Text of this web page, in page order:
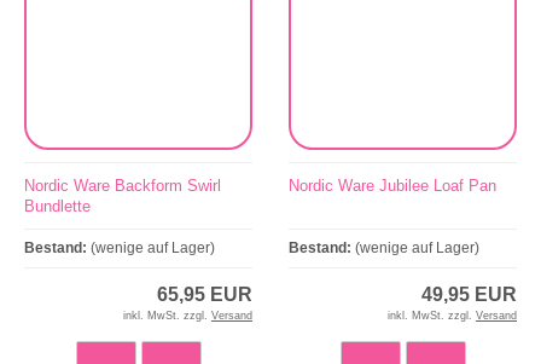
Nordic Ware Backform Swirl
Bundlette
Bestand: (wenige auf Lager)
65,95 EUR
inkl. MwSt. zzgl. Versand
Nordic Ware Jubilee Loaf Pan
Bestand: (wenige auf Lager)
49,95 EUR
inkl. MwSt. zzgl. Versand